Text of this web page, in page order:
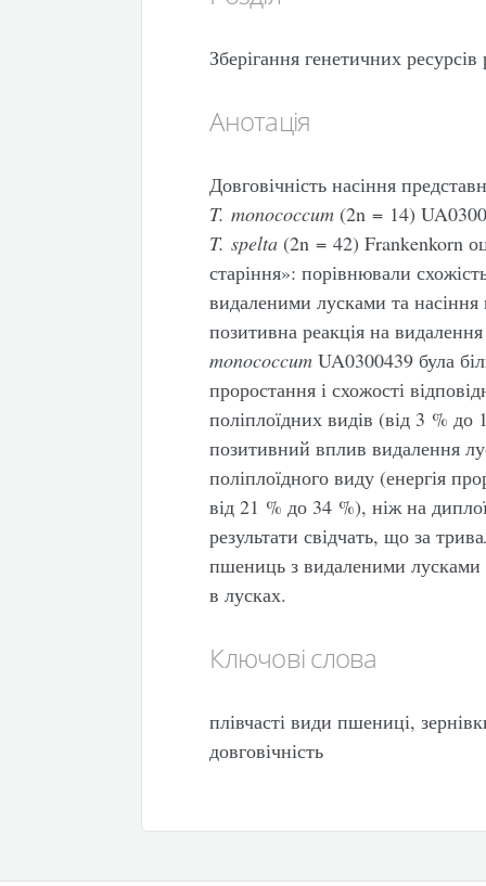
Зберігання генетичних
Анотація
Довговічність насіння
T. monococcum (2n = 14)
T. spelta (2n = 42) Frankenkorn
старіння»: порівнювали
видаленими лусками та
позитивна реакція на
monococcum UA0300439 була
проростання і схожості
поліплоїдних видів (від 3 % до
позитивний вплив видалення
поліплоїдного виду (енергія
від 21 % до 34 %), ніж на
результати свідчать, що за
пшениць з видаленими лусками
в лусках.
Ключові слова
плівчасті види пшениці,
довговічність